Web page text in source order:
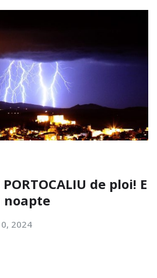
de ploi! E
noapte
2024